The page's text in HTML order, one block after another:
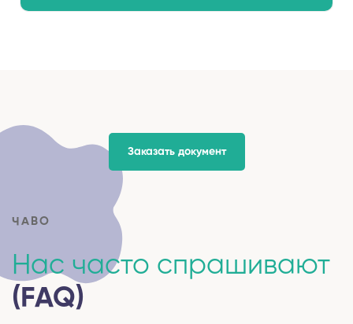
Заказать документ
ЧАВО
Нас часто спрашивают
(FAQ)